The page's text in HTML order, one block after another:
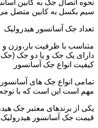
نحوه اتصال جک به کابین
سیم بکسل به کابین متصل
تعداد جک آسانسور هیدرولیک
متناسب با ظرفیت بار،وزن و
دارای یک جک و یا دو جک (جک
کیفیت انواع جک آسانسور
تمامی انواع جک های
مهم است این است که با
یکی از برندهای معتبر جک
قیمت جک آسانسور هیدرولیک